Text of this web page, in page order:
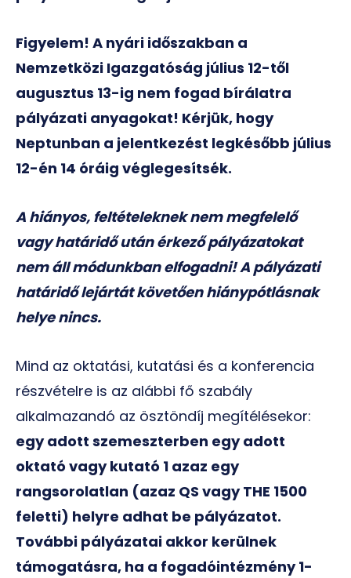
Figyelem! A nyári időszakban a
Nemzetközi Igazgatóság július 12-től
augusztus 13-ig nem fogad bírálatra
pályázati anyagokat! Kérjük, hogy
Neptunban a jelentkezést legkésőbb július
12-én 14 óráig véglegesítsék.
A hiányos, feltételeknek nem megfelelő
vagy határidő után érkező pályázatokat
nem áll módunkban elfogadni! A pályázati
határidő lejártát követően hiánypótlásnak
helye nincs.
Mind az oktatási, kutatási és a konferencia
részvételre is az alábbi fő szabály
alkalmazandó az ösztöndíj megítélésekor:
egy adott szemeszterben egy adott
oktató vagy kutató 1 azaz egy
rangsorolatlan (azaz QS vagy THE 1500
feletti) helyre adhat be pályázatot.
További pályázatai akkor kerülnek
támogatásra, ha a fogadóintézmény 1-